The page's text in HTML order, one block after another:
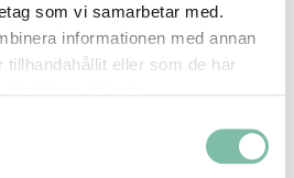
som vi samarbetar med.
informationen med annan
tillhandahållit eller som de har
plast är idealiska för
Med våra produkter